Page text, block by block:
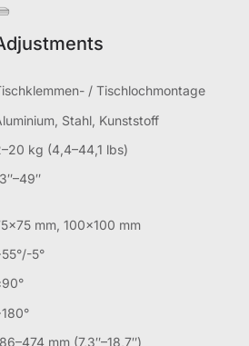
/ Tischlochmontage
Stahl, Kunststoff
kg (4,4–44,1 lbs)
mm, 100x100 mm
5°
mm (7,3″–18,7″)